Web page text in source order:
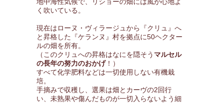
く吹いている。
現在はローヌ・ヴィラージュから『クリュ』へ
と昇格した『ケランヌ』村を拠点に50ヘクター
ルの畑を所有。
（このクリュへの昇格はなにを隠そう マルセル
の長年の努力のおかげ！）
すべて化学肥料などは一切使用しない有機栽
培。
手摘みで収穫し、選果は畑とカーヴの2回行
い、未熟果や傷んだものが一切入らないよう細